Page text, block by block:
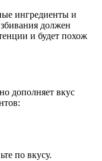
ингредиенты и
должен
и будет похож
дополняет вкус
по вкусу.